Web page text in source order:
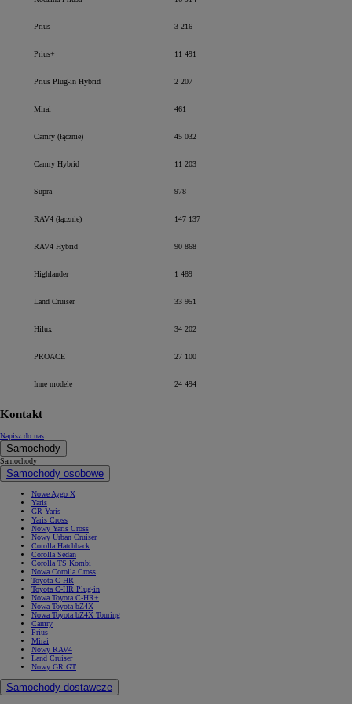
Prius 3 216
Prius+ 11 491
Prius Plug-in Hybrid 2 207
Mirai 461
Camry (łącznie) 45 032
Camry Hybrid 11 203
Supra 978
RAV4 (łącznie) 147 137
RAV4 Hybrid 90 868
Highlander 1 489
Land Cruiser 33 951
Hilux 34 202
PROACE 27 100
Inne modele 24 494
Kontakt
Napisz do nas
Samochody
Samochody
Samochody osobowe
Nowe Aygo X
Yaris
GR Yaris
Yaris Cross
Nowy Yaris Cross
Nowy Urban Cruiser
Corolla Hatchback
Corolla Sedan
Corolla TS Kombi
Nowa Corolla Cross
Toyota C-HR
Toyota C-HR Plug-in
Nowa Toyota C-HR+
Nowa Toyota bZ4X
Nowa Toyota bZ4X Touring
Camry
Prius
Mirai
Nowy RAV4
Land Cruiser
Nowy GR GT
Samochody dostawcze